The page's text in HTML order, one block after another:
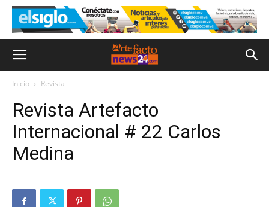
Inicio Revista
Revista Artefacto
Internacional # 22 Carlos
Medina